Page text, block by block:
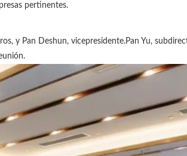
pertinentes.
y Pan Deshun, vicepresidente.Pan Yu,